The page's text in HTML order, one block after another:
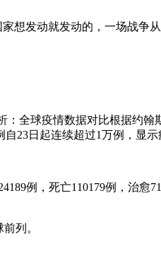
想发动就发动的，一场战争
全球疫情数据对比根据约
23日起连续超过1万例，显示
例，死亡110179例，治愈
列。